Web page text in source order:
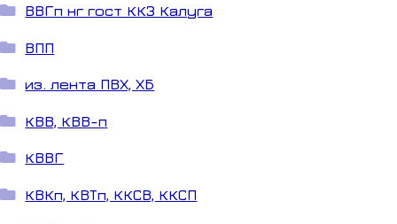
ВВГп нг гост ККЗ Калуга
ВПП
из. лента ПВХ, ХБ
КВВ, КВВ-п
КВВГ
КВКп, КВТп, ККСВ, ККСП